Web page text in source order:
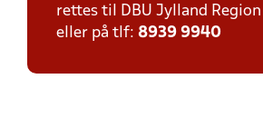
rettes til DBU Jylland Region
eller på tlf: 8939 9940